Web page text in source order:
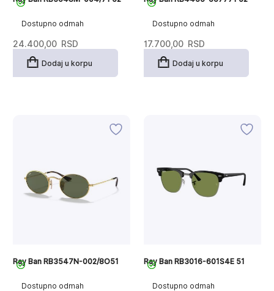
Dostupno odmah
24.400,00 RSD
Dodaj u korpu
Dostupno odmah
17.700,00 RSD
Dodaj u korpu
Dostupno odmah
Ray Ban RB3547N-002/8O51
Dostupno odmah
Ray Ban RB3016-601S4E 51